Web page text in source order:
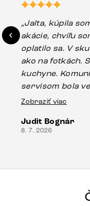
„Jalta, kúpila
akácie, chvíľu
oplatilo sa. V
ako na fotkách.
kuchyne.
servisom bola
stola bolo malé
Vincze pri
veľmi korektne.
Zobraziť viac
Judit Bognár
8. 7. 2026